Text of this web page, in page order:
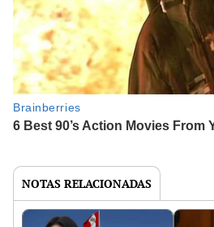
NOTAS RELACIONADAS